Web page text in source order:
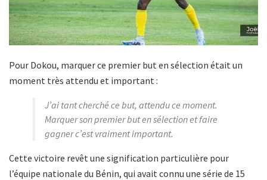
Pour Dokou, marquer ce premier but en sélection était un
moment très attendu et important :
J’ai tant cherché ce but, attendu ce moment.
Marquer son premier but en sélection et faire
gagner c’est vraiment important.
Cette victoire revêt une signification particulière pour
l’équipe nationale du Bénin, qui avait connu une série de 15